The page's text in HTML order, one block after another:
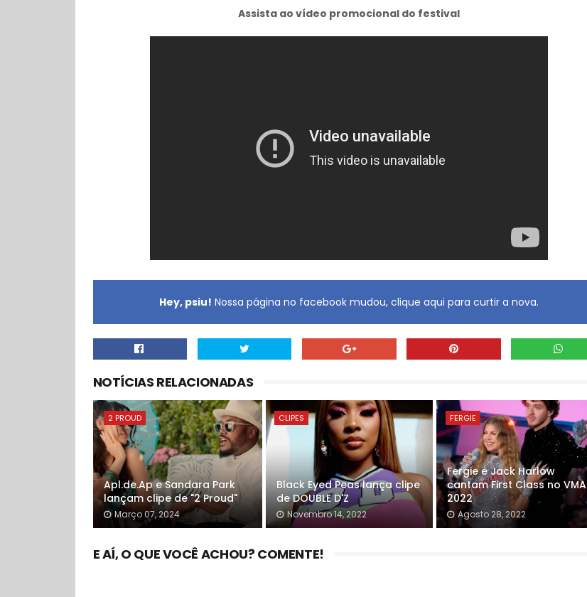
Assista ao vídeo promocional do festival
Hey, psiu! Nossa página no facebook mudou, clique aqui para curtir a nova.
NOTÍCIAS RELACIONADAS
2 PROUD
Apl.de.Ap e Sandara Park
lançam clipe de "2 Proud"
Março 07, 2024
CLIPES
Black Eyed Peas lança clipe
de DOUBLE D'Z
Novembro 14, 2022
FERGIE
Fergie e Jack Harlow
cantam First Class no VMA
2022
Agosto 28, 2022
E AÍ, O QUE VOCÊ ACHOU? COMENTE!